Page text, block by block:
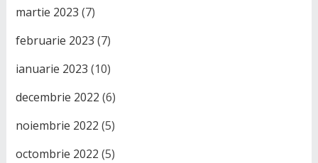
martie 2023 (7)
februarie 2023 (7)
ianuarie 2023 (10)
decembrie 2022 (6)
noiembrie 2022 (5)
octombrie 2022 (5)